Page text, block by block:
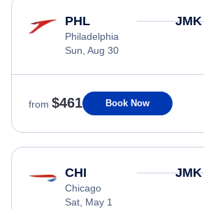
PHL
Philadelphia
Sun, Aug 30
JMK
from $461 Book Now
CHI
Chicago
Sat, May 1
JMK